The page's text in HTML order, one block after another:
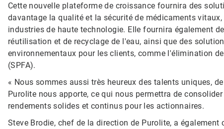
Cette nouvelle plateforme de croissance fournira des
davantage la qualité et la sécurité de médicaments
industries de haute technologie. Elle fournira également
réutilisation et de recyclage de l'eau, ainsi que des
environnementaux pour les clients, comme l'élimination
(SPFA).
« Nous sommes aussi très heureux des talents uniques,
Purolite nous apporte, ce qui nous permettra de
rendements solides et continus pour les actionnaires.
Steve Brodie, chef de la direction de Purolite, a